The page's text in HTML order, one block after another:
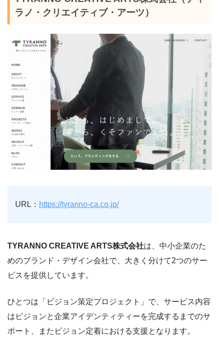
ラノ・クリエイティブ・アーツ）
URL： https://tyranno-ca.co.jp/
TYRANNO CREATIVE ARTS株式会社は、中⼩企業のた
めのブランド・デザイン会社で、大きく分けて2つのサー
ビスを提供しています。
ひとつは「ビジョン策定プロジェクト」で、サービス内容
はビジョンと企業アイデンティティーを完成するまでのサ
ポート、またビジョン定着における支援となります。